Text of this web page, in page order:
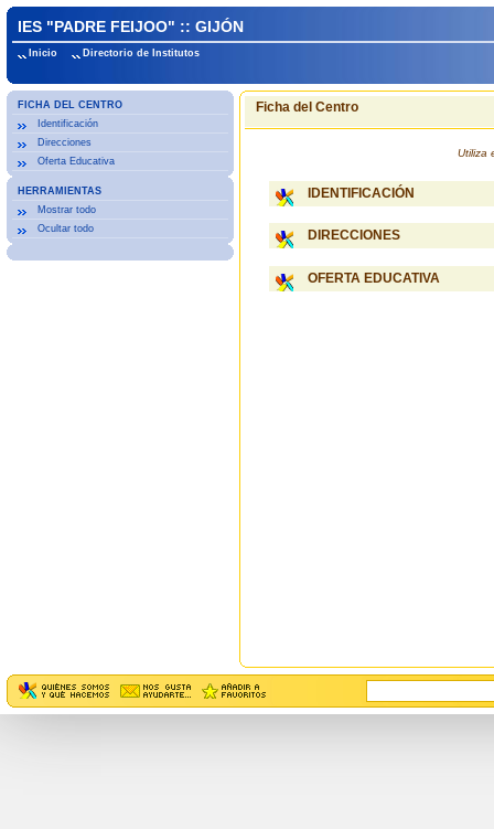
IES "PADRE FEIJOO" :: GIJÓN
Inicio Directorio de Institutos
FICHA DEL CENTRO
Identificación
Direcciones
Oferta Educativa
HERRAMIENTAS
Mostrar todo
Ocultar todo
Ficha del Centro
Utiliza
IDENTIFICACIÓN
DIRECCIONES
OFERTA EDUCATIVA